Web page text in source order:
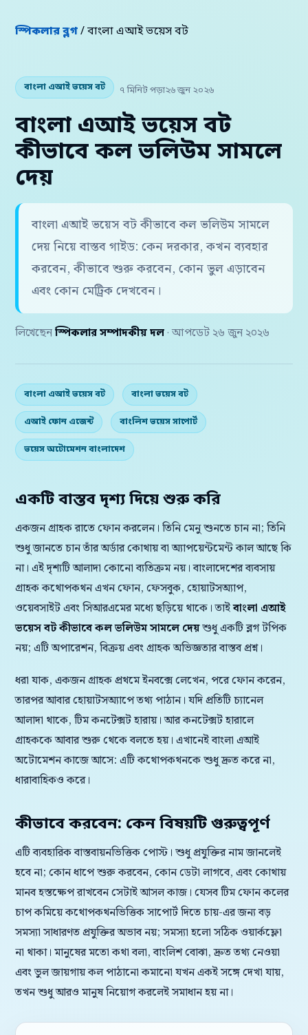
স্পিকলার ব্লগ/ বাংলা এআই ভয়েস বট
বাংলা এআই ভয়েস বট ৭ মিনিট পড়া২৬ জুন ২০২৬
বাংলা এআই ভয়েস বট
কীভাবে কল ভলিউম সামলে
দেয়
বাংলা এআই ভয়েস বট কীভাবে কল ভলিউম সামলে
দেয় নিয়ে বাস্তব গাইড: কেন দরকার, কখন ব্যবহার
করবেন, কীভাবে শুরু করবেন, কোন ভুল এড়াবেন
এবং কোন মেট্রিক দেখবেন।
লিখেছেন স্পিকলার সম্পাদকীয় দল · আপডেট ২৬ জুন ২০২৬
বাংলা এআই ভয়েস বট বাংলা ভয়েস বট
এআই ফোন এজেন্ট বাংলিশ ভয়েস সাপোর্ট
ভয়েস অটোমেশন বাংলাদেশ
একটি বাস্তব দৃশ্য দিয়ে শুরু করি
একজন গ্রাহক রাতে ফোন করলেন। তিনি মেনু শুনতে চান না; তিনি
শুধু জানতে চান তাঁর অর্ডার কোথায় বা অ্যাপয়েন্টমেন্ট কাল আছে কি
না। এই দৃশ্যটি আলাদা কোনো ব্যতিক্রম নয়। বাংলাদেশের ব্যবসায়
গ্রাহক কথোপকথন এখন ফোন, ফেসবুক, হোয়াটসঅ্যাপ,
ওয়েবসাইট এবং সিআরএমের মধ্যে ছড়িয়ে থাকে। তাইবাংলা এআই
ভয়েস বট কীভাবে কল ভলিউম সামলে দেয়শুধু একটি ব্লগ টপিক
নয়; এটি অপারেশন, বিক্রয় এবং গ্রাহক অভিজ্ঞতার বাস্তব প্রশ্ন।
ধরা যাক, একজন গ্রাহক প্রথমে ইনবক্সে লেখেন, পরে ফোন করেন,
তারপর আবার হোয়াটসঅ্যাপে তথ্য পাঠান। যদি প্রতিটি চ্যানেল
আলাদা থাকে, টিম কনটেক্সট হারায়। আর কনটেক্সট হারালে
গ্রাহককে আবার শুরু থেকে বলতে হয়। এখানেই বাংলা এআই
অটোমেশন কাজে আসে: এটি কথোপকথনকে শুধু দ্রুত করে না,
ধারাবাহিকও করে।
কীভাবে করবেন: কেন বিষয়টি গুরুত্বপূর্ণ
এটি ব্যবহারিক বাস্তবায়নভিত্তিক পোস্ট। শুধু প্রযুক্তির নাম জানলেই
হবে না; কোন ধাপে শুরু করবেন, কোন ডেটা লাগবে, এবং কোথায়
মানব হস্তক্ষেপ রাখবেন সেটাই আসল কাজ। যেসব টিম ফোন কলের
চাপ কমিয়ে কথোপকথনভিত্তিক সাপোর্ট দিতে চায়-এর জন্য বড়
সমস্যা সাধারণত প্রযুক্তির অভাব নয়; সমস্যা হলো সঠিক ওয়ার্কফ্লো
না থাকা। মানুষের মতো কথা বলা, বাংলিশ বোঝা, দ্রুত তথ্য নেওয়া
এবং ভুল জায়গায় কল পাঠানো কমানো যখন একই সঙ্গে দেখা যায়,
তখন শুধু আরও মানুষ নিয়োগ করলেই সমাধান হয় না।